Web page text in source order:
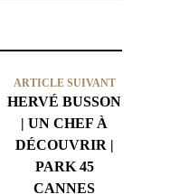
ARTICLE SUIVANT
HERVÉ BUSSON
| UN CHEF À
DÉCOUVRIR |
PARK 45
CANNES